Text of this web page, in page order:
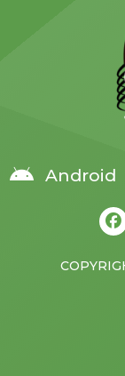
Síversk desde
acercar el
Android